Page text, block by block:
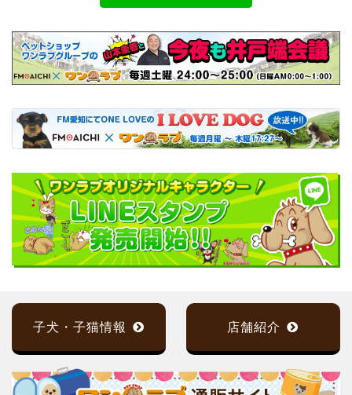
子犬・子猫情報 店舗紹介